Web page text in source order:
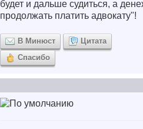
будет и дальше судиться, а
продолжать платить адвокату"!
В Минюст
Цитата
Спасибо